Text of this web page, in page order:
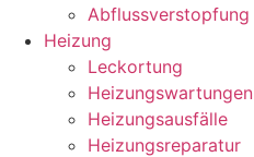
Abflussverstopfung
Heizung
Leckortung
Heizungswartungen
Heizungsausfälle
Heizungsreparatur